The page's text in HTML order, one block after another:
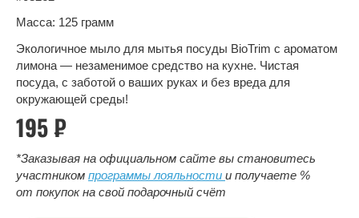
Масса: 125 грамм
Экологичное мыло для мытья посуды BioTrim с ароматом
лимона — незаменимое средство на кухне. Чистая
посуда, с заботой о ваших руках и без вреда для
окружающей среды!
195 ₽
*Заказывая на официальном сайте вы становитесь
участником программы лояльности и получаете %
от покупок на свой подарочный счёт